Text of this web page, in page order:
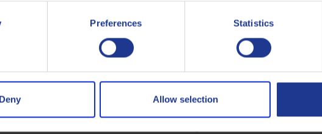
Preferences Statistics
Deny Allow selection
De kwaliteit van het water
belangrijk voor de
water moet
voor het samenstellen van de
voor het aanvullen van de
wordt het gebruik van
gebruik van met zout